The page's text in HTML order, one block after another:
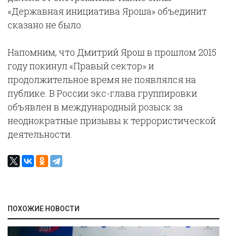
«Державная инициатива Яроша» объединит
сказано не было.
Напомним, что Дмитрий Ярош в прошлом 2015
году покинул «Правый сектор» и
продолжительное время не появлялся на
публике. В России экс-глава группировки
объявлен в международный розыск за
неоднократные призывы к террористической
деятельности.
ПОХОЖИЕ НОВОСТИ